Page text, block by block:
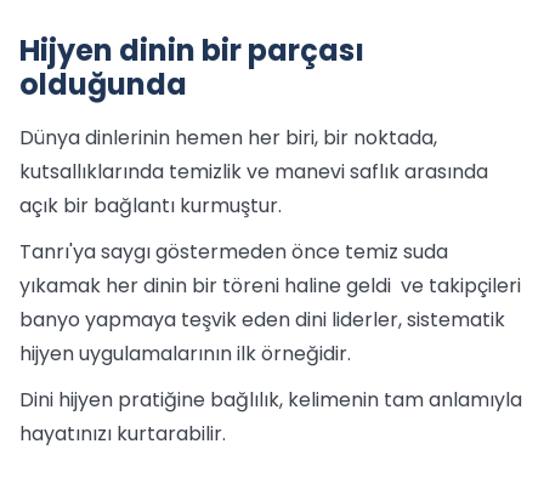
Hijyen dinin bir parçası
olduğunda
Dünya dinlerinin hemen her biri, bir noktada,
kutsallıklarında temizlik ve manevi saflık arasında
açık bir bağlantı kurmuştur.
Tanrı'ya saygı göstermeden önce temiz suda
yıkamak her dinin bir töreni haline geldi ve takipçileri
banyo yapmaya teşvik eden dini liderler, sistematik
hijyen uygulamalarının ilk örneğidir.
Dini hijyen pratiğine bağlılık, kelimenin tam anlamıyla
hayatınızı kurtarabilir.